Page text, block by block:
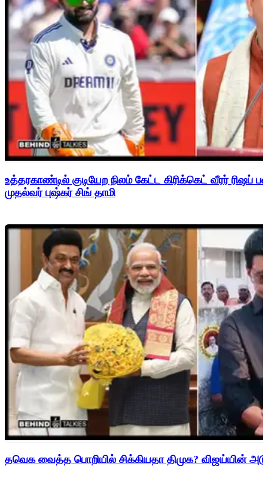
உத்தரகாண்டில் குடியேற நிலம் கேட்ட கிரிக்கெட் வீரர்
முதல்வர் புஷ்கர் சிங் தாமி
தவெக வைத்த பொறியில் சிக்கியதா திமுக? விஜய்யின்